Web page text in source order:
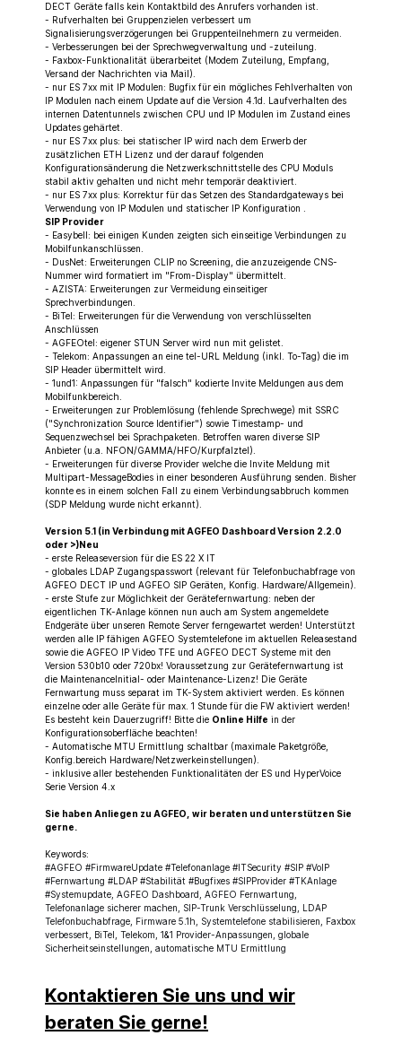
DECT Geräte falls kein Kontaktbild des Anrufers vorhanden ist.
- Rufverhalten bei Gruppenzielen verbessert um
Signalisierungsverzögerungen bei Gruppenteilnehmern zu vermeiden.
- Verbesserungen bei der Sprechwegverwaltung und -zuteilung.
- Faxbox-Funktionalität überarbeitet (Modem Zuteilung, Empfang,
Versand der Nachrichten via Mail).
- nur ES 7xx mit IP Modulen: Bugfix für ein mögliches Fehlverhalten von
IP Modulen nach einem Update auf die Version 4.1d. Laufverhalten des
internen Datentunnels zwischen CPU und IP Modulen im Zustand eines
Updates gehärtet.
- nur ES 7xx plus: bei statischer IP wird nach dem Erwerb der
zusätzlichen ETH Lizenz und der darauf folgenden
Konfigurationsänderung die Netzwerkschnittstelle des CPU Moduls
stabil aktiv gehalten und nicht mehr temporär deaktiviert.
- nur ES 7xx plus: Korrektur für das Setzen des Standardgateways bei
Verwendung von IP Modulen und statischer IP Konfiguration .
SIP Provider
- Easybell: bei einigen Kunden zeigten sich einseitige Verbindungen zu
Mobilfunkanschlüssen.
- DusNet: Erweiterungen CLIP no Screening, die anzuzeigende CNS-
Nummer wird formatiert im "From-Display" übermittelt.
- AZISTA: Erweiterungen zur Vermeidung einseitiger
Sprechverbindungen.
- BiTel: Erweiterungen für die Verwendung von verschlüsselten
Anschlüssen
- AGFEOtel: eigener STUN Server wird nun mit gelistet.
- Telekom: Anpassungen an eine tel-URL Meldung (inkl. To-Tag) die im
SIP Header übermittelt wird.
- 1und1: Anpassungen für "falsch" kodierte Invite Meldungen aus dem
Mobilfunkbereich.
- Erweiterungen zur Problemlösung (fehlende Sprechwege) mit SSRC
("Synchronization Source Identifier") sowie Timestamp- und
Sequenzwechsel bei Sprachpaketen. Betroffen waren diverse SIP
Anbieter (u.a. NFON/GAMMA/HFO/Kurpfalztel).
- Erweiterungen für diverse Provider welche die Invite Meldung mit
Multipart-MessageBodies in einer besonderen Ausführung senden. Bisher
konnte es in einem solchen Fall zu einem Verbindungsabbruch kommen
(SDP Meldung wurde nicht erkannt).
Version 5.1 (in Verbindung mit AGFEO Dashboard Version 2.2.0
oder >)Neu
- erste Releaseversion für die ES 22 X IT
- globales LDAP Zugangspasswort (relevant für Telefonbuchabfrage von
AGFEO DECT IP und AGFEO SIP Geräten, Konfig. Hardware/Allgemein).
- erste Stufe zur Möglichkeit der Gerätefernwartung: neben der
eigentlichen TK-Anlage können nun auch am System angemeldete
Endgeräte über unseren Remote Server ferngewartet werden! Unterstützt
werden alle IP fähigen AGFEO Systemtelefone im aktuellen Releasestand
sowie die AGFEO IP Video TFE und AGFEO DECT Systeme mit den
Version 530b10 oder 720bx! Voraussetzung zur Gerätefernwartung ist
die MaintenanceInitial- oder Maintenance-Lizenz! Die Geräte
Fernwartung muss separat im TK-System aktiviert werden. Es können
einzelne oder alle Geräte für max. 1 Stunde für die FW aktiviert werden!
Es besteht kein Dauerzugriff! Bitte die Online Hilfe in der
Konfigurationsoberfläche beachten!
- Automatische MTU Ermittlung schaltbar (maximale Paketgröße,
Konfig.bereich Hardware/Netzwerkeinstellungen).
- inklusive aller bestehenden Funktionalitäten der ES und HyperVoice
Serie Version 4.x
Sie haben Anliegen zu AGFEO, wir beraten und unterstützen Sie
gerne.
Keywords:
#AGFEO #FirmwareUpdate #Telefonanlage #ITSecurity #SIP #VoIP
#Fernwartung #LDAP #Stabilität #Bugfixes #SIPProvider #TKAnlage
#Systemupdate, AGFEO Dashboard, AGFEO Fernwartung,
Telefonanlage sicherer machen, SIP-Trunk Verschlüsselung, LDAP
Telefonbuchabfrage, Firmware 5.1h, Systemtelefone stabilisieren, Faxbox
verbessert, BiTel, Telekom, 1&1 Provider-Anpassungen, globale
Sicherheitseinstellungen, automatische MTU Ermittlung
Kontaktieren Sie uns und wir
beraten Sie gerne!